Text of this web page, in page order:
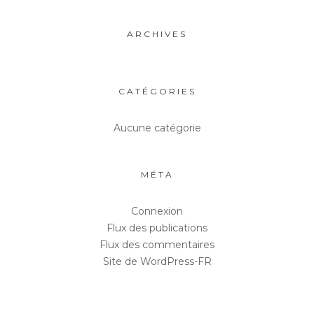
ARCHIVES
CATÉGORIES
Aucune catégorie
MÉTA
Connexion
Flux des publications
Flux des commentaires
Site de WordPress-FR